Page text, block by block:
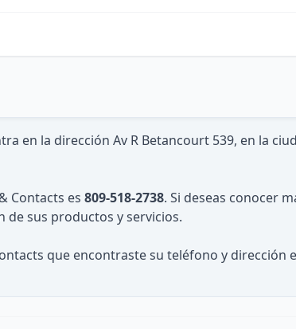
en la dirección Av R Betancourt 539, en la
Contacts es 809-518-2738. Si deseas conocer
sus productos y servicios.
que encontraste su teléfono y dirección